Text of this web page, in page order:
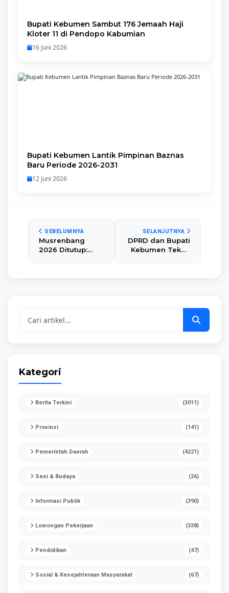
Bupati Kebumen Sambut 176 Jemaah Haji
Kloter 11 di Pendopo Kabumian
16 Juni 2026
Bupati Kebumen Lantik Pimpinan Baznas
Baru Periode 2026-2031
12 Juni 2026
SEBELUMNYA
Musrenbang
2026 Ditutup:
SELANJUTNYA
DPRD dan Bupati
Kebumen Teken
Kategori
Berita Terkini (3011)
Provinsi (141)
Pemerintah Daerah (4221)
Seni & Budaya (26)
Informasi Publik (390)
Lowongan Pekerjaan (338)
Pendidikan (47)
Sosial & Kesejahteraan Masyarakat (67)